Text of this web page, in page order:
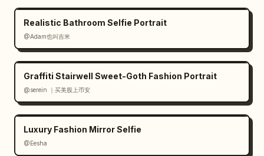
Realistic Bathroom Selfie Portrait
@Adam也叫吉米
Graffiti Stairwell Sweet-Goth Fashion Portrait
@serein ｜买美股上币安
Luxury Fashion Mirror Selfie
@Eesha